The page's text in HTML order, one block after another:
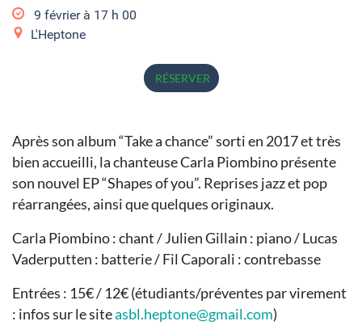
9 février à 17 h 00
L'Heptone
RÉSERVER
Après son album “Take a chance” sorti en 2017 et très
bien accueilli, la chanteuse Carla Piombino présente
son nouvel EP “Shapes of you”. Reprises jazz et pop
réarrangées, ainsi que quelques originaux.
Carla Piombino : chant / Julien Gillain : piano / Lucas
Vaderputten : batterie / Fil Caporali : contrebasse
Entrées : 15€ / 12€ (étudiants/préventes par virement
: infos sur le siteasbl.heptone@gmail.com)